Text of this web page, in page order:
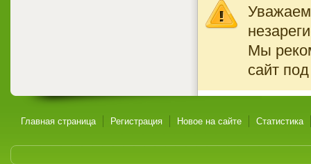
Мы
сайт
Главная страница Регистрация Новое на сайте Статистика